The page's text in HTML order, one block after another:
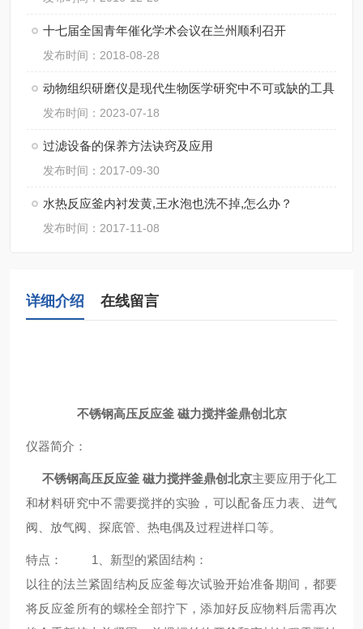
十七届全国青年催化学术会议在兰州顺利召开
发布时间：2018-08-28
动物组织研磨仪是现代生物医学研究中不可或缺的工具
发布时间：2023-07-18
过滤设备的保养方法诀窍及应用
发布时间：2017-09-30
水热反应釜内衬发黄,王水泡也洗不掉,怎么办？
发布时间：2017-11-08
详细介绍 在线留言
不锈钢高压反应釜 磁力搅拌釜鼎创北京
仪器简介 ：
不锈钢高压反应釜 磁力搅拌釜鼎创北京主要应用于化工
和材料研究中不需要搅拌的实验，可以配备压力表、进气
阀、放气阀、探底管、热电偶及过程进样口等。
特点：
1、新型的紧固结构：
以往的法兰紧固结构反应釜每次试验开始准备期间，都要
将反应釜所有的螺栓全部拧下，添加好反应物料后需再次